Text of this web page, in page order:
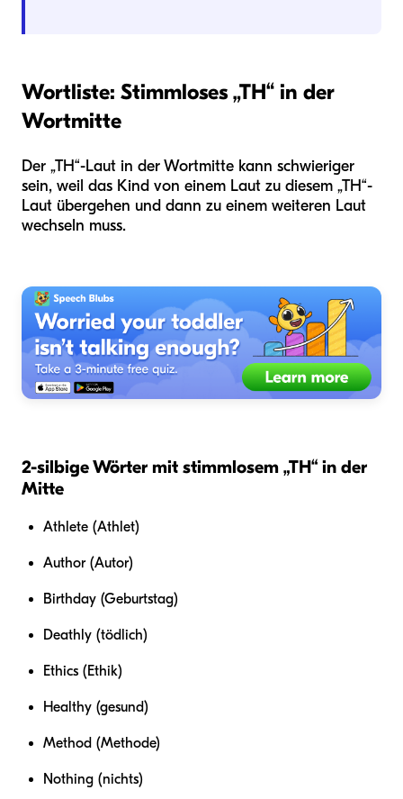
Wortliste: Stimmloses „TH“ in der
Wortmitte
Der „TH“-Laut in der Wortmitte kann schwieriger
sein, weil das Kind von einem Laut zu diesem „TH“-
Laut übergehen und dann zu einem weiteren Laut
wechseln muss.
2-silbige Wörter mit stimmlosem „TH“ in der
Mitte
Athlete (Athlet)
Author (Autor)
Birthday (Geburtstag)
Deathly (tödlich)
Ethics (Ethik)
Healthy (gesund)
Method (Methode)
Nothing (nichts)